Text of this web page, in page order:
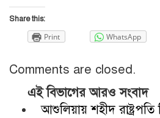
Share this:
Print WhatsApp
Comments are closed.
এই বিভাগের আরও সংবাদ
আশুলিয়ায় শহীদ